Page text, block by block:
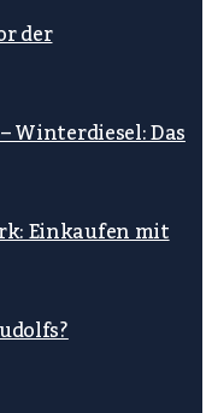
der
Winterdiesel: Das
Einkaufen mit